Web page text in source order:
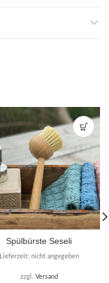
Spülbürste Seseli
zzgl. Versand
Lieferzeit: nicht angegeben